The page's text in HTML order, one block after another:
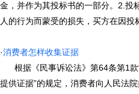
金，并作为其投标书的一部分。2.投
人的行为而蒙受的损失，买方在因
·消费者怎样收集证据
根据《民事诉讼法》第64条第1款
提供证据”的规定，消费者向人民法